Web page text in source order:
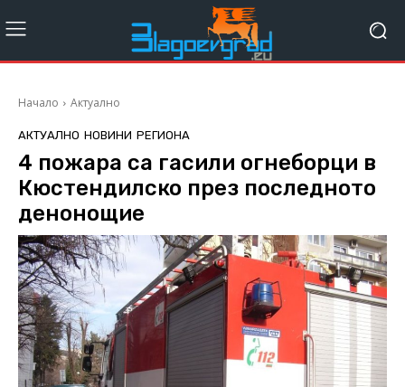
Начало Актуално
АКТУАЛНО НОВИНИ РЕГИОНА
4 пожара са гасили огнеборци в
Кюстендилско през последното
денонощие